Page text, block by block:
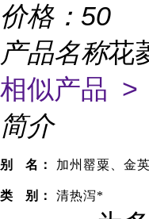
价格： 50
产品名称花
相似产品 >
简介
别 名： 加州罂粟、金
类 别： 清热泻*